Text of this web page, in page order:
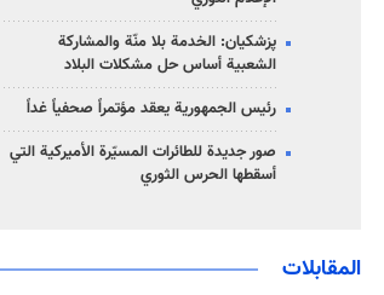
پزشکیان: الخدمة بلا منّة والمشاركة
الشعبية أساس حل مشكلات البلاد
رئيس الجمهورية يعقد مؤتمراً صحفياً غداً
صور جديدة للطائرات المسيّرة الأميركية التي
أسقطها الحرس الثوري
المقابلات